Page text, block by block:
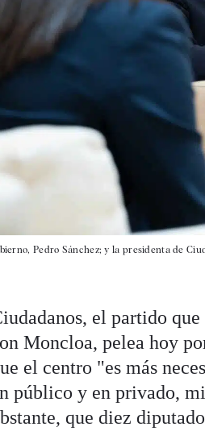
Pedro Sánchez; y la presidenta de
el partido
Moncloa, pelea hoy
el centro "es más
público y en privado,
que diez